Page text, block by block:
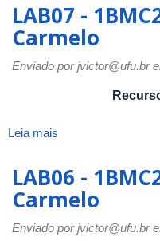
1BMC208
-
Carmelo
LAB07 -
Carmelo
Enviado porjvictor@ufu.br
Leia mais
1BMC207
-
Carmelo
LAB06 -
Carmelo
Enviado porjvictor@ufu.br